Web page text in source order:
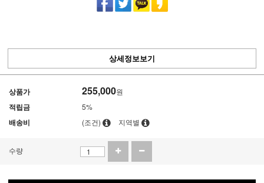
상세정보보기
상품가 255,000원
적립금 5%
배송비 (조건) 지역별
수량